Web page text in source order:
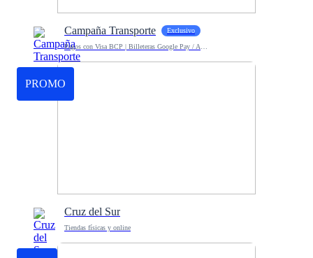
Campaña Transporte Exclusivo
PROMO
Cruz del Sur
Tiendas físicas y online